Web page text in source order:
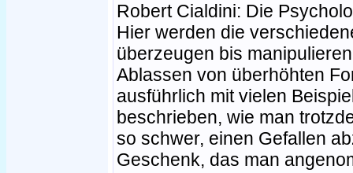
Robert Cialdini: Die
Hier werden die
überzeugen bis
Ablassen von überhöhten
ausführlich mit vielen
beschrieben, wie man
so schwer, einen Gefallen
Geschenk, das man